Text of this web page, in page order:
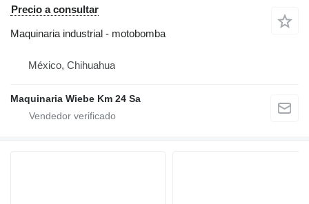
Precio a consultar
Maquinaria industrial - motobomba
México, Chihuahua
Maquinaria Wiebe Km 24 Sa